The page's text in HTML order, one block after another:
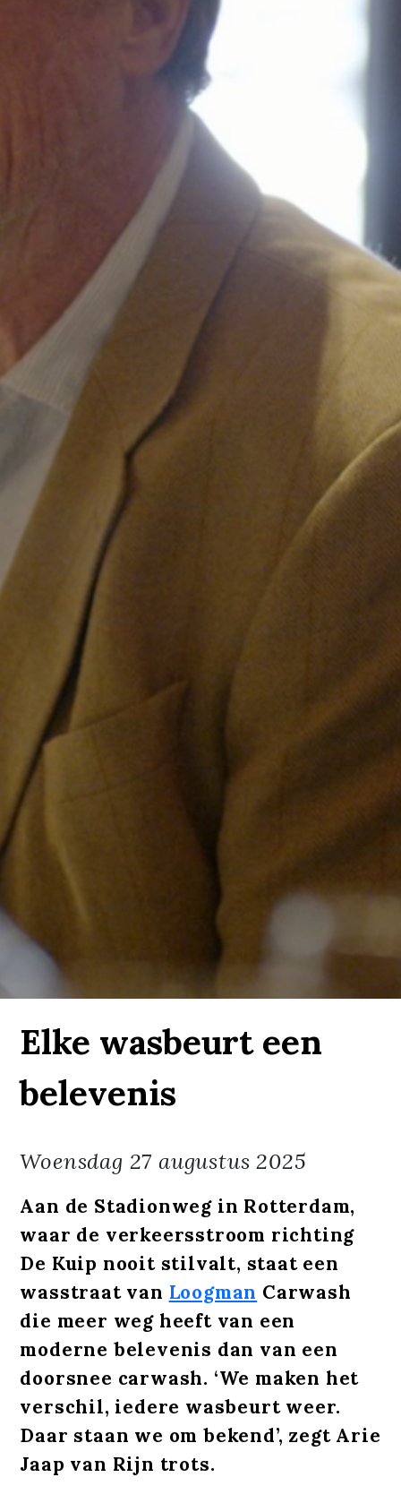
Elke wasbeurt een
belevenis
Woensdag 27 augustus 2025
Aan de Stadionweg in Rotterdam,
waar de verkeersstroom richting
De Kuip nooit stilvalt, staat een
wasstraat van Loogman Carwash
die meer weg heeft van een
moderne belevenis dan van een
doorsnee carwash. ‘We maken het
verschil, iedere wasbeurt weer.
Daar staan we om bekend’, zegt Arie
Jaap van Rijn trots.